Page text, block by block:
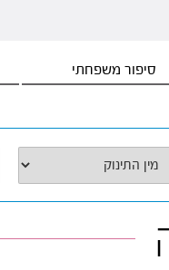
סיפור משפחתי